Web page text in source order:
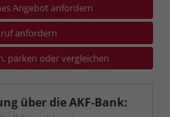
Angebot anfordern
anfordern
parken oder vergleichen
über die AKF-Bank: